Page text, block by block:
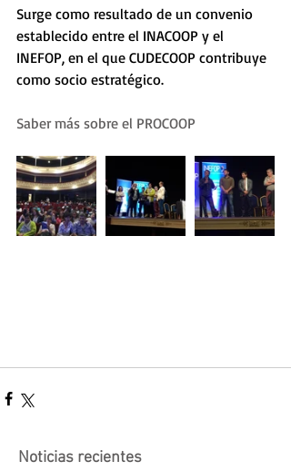
Surge como resultado de un convenio
establecido entre el INACOOP y el
INEFOP, en el que CUDECOOP contribuye
como socio estratégico.
Saber más sobre el PROCOOP
Noticias recientes